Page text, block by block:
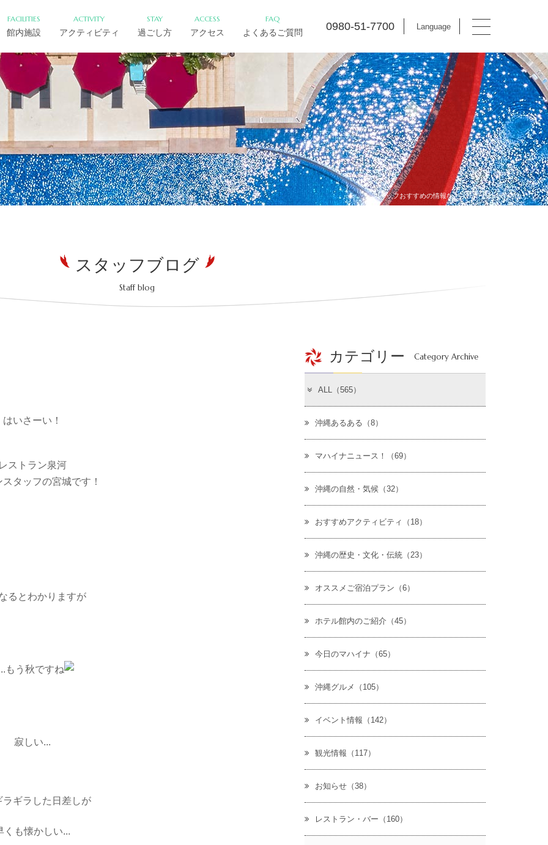
FACILITIES
館内施設
ACTIVITY
アクティビティ
STAY
過ごし方
ACCESS
アクセス
FAQ
よくあるご質問 0980-51-7700 Language
スタッフおすすめの情報などマハイナの今を発信！
スタッフブログ
Staff blog
はいさーい！
ストラン泉河
タッフの宮城です！
るとわかりますが
もう秋ですね
寂しい...
ラギラした日差しが
くも懐かしい...
カテゴリー Category Archive
ALL（565）
沖縄あるある（8）
マハイナニュース！（69）
沖縄の自然・気候（32）
おすすめアクティビティ（18）
沖縄の歴史・文化・伝統（23）
オススメご宿泊プラン（6）
ホテル館内のご紹介（45）
今日のマハイナ（65）
沖縄グルメ（105）
イベント情報（142）
観光情報（117）
お知らせ（38）
レストラン・バー（160）